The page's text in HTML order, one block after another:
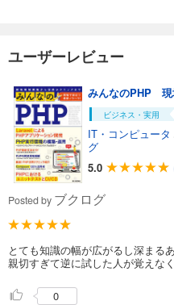
ユーザーレビュー
みんなのPHP 現
ビジネス・実用
IT・コンピュータ
グ
5.0
Posted by ブクログ
とても知識の幅が広がるし深まる
親切すぎて逆に試した人が覚えな
0